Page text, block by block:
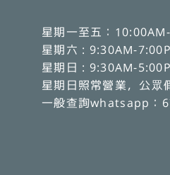
星期一至五：
星期六 : 9:30AM-
星期日 : 9:30AM-
星期日照常營業，公眾
一般查詢whatsapp：